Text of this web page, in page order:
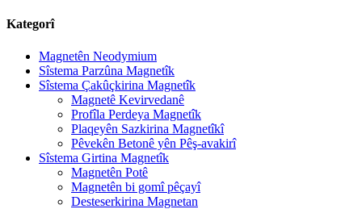
Kategorî
Magnetên Neodymium
Sîstema Parzûna Magnetîk
Sîstema Çakûçkirina Magnetîk
Magnetê Kevirvedanê
Profîla Perdeya Magnetîk
Plaqeyên Sazkirina Magnetîkî
Pêvekên Betonê yên Pêş-avakirî
Sîstema Girtina Magnetîk
Magnetên Potê
Magnetên bi gomî pêçayî
Desteserkirina Magnetan